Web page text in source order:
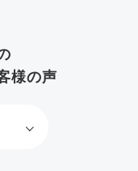
様の声